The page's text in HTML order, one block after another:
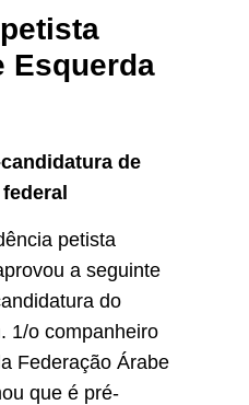
Esquerda
de
petista
a seguinte
do
1/o companheiro
Federação Árabe
que é pré-